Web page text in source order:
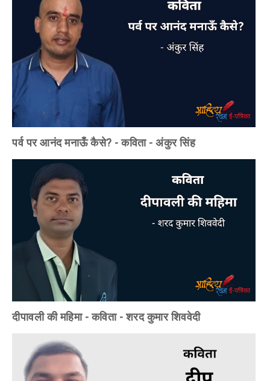
पर्व पर आनंद मनाऊँ कैसे? - कविता - अंकुर सिंह
दीपावली की महिमा - कविता - शरद कुमार शिववेदी